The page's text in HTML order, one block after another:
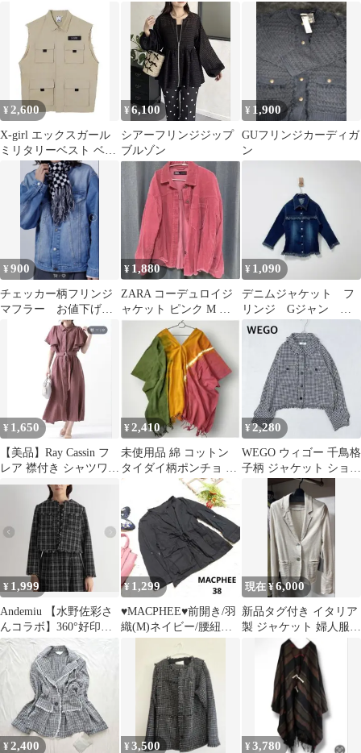
柄なし
¥ 2,600
X-girl エックスガール
ミリタリーベスト ベー
ジュ レディース
¥6,100
シアーフリンジジップ
ブルゾン
¥ 1,900
GUフリンジカーディガ
ン
¥900
チェッカー柄フリンジ
マフラー お値下げ不
¥ 1,880
ZARA コーデュロイジ
ャケット ピンク M レ
ディース Gジャン 羽織
り 春秋
¥ 1,090
デニムジャケット フ
リンジ Gジャン カ
ジュアル 七分袖
¥ 1,650
【美品】Ray Cassin フ
レア 襟付き シャツワン
ピース ロング ピンク
¥2,410
未使用品 綿 コットン
タイダイ柄ポンチョ ピ
ンク オレンジ イエロー
グリーン
¥2,280
WEGO ウィゴー 千鳥格
子柄 ジャケット ショー
ト丈 フリンジ モノトー
¥ 1,999
Andemiu 【水野佐彩さ
んコラボ】360°好印象
ジャケット
¥ 1,299
♥MACPHEE♥前開き/羽
織(M)ネイビー/腰紐付
現在 ¥6,000
新品タグ付き イタリア
製 ジャケット 婦人服
レディース
¥2,400 ¥3,500 ¥3,780